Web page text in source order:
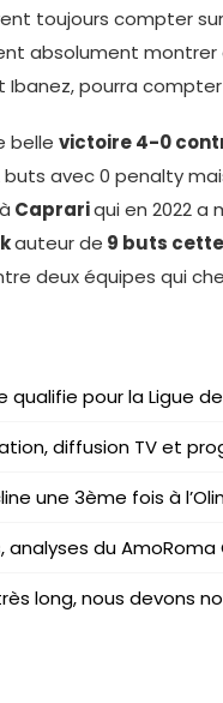
toujours compter
absolument montrer
Ibanez, pourra
belle victoire 4-0
avec 0 penalty
Caprariqui en 2022 a
auteur de 9 buts
deux équipes qui
qualifie pour la Ligue
diffusion TV et
une 3ème fois à
du
long, nous devons